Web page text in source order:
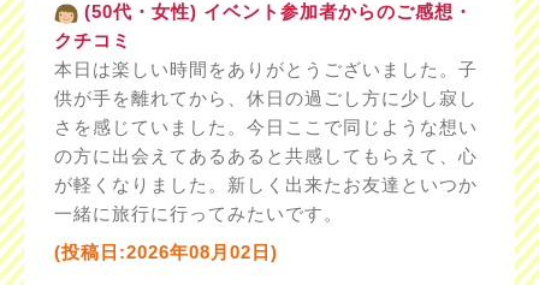
(50代・女性) イベント参加者からのご感想・
クチコミ
本日は楽しい時間をありがとうございました。子
供が手を離れてから、休日の過ごし方に少し寂し
さを感じていました。今日ここで同じような想い
の方に出会えてあるあると共感してもらえて、心
が軽くなりました。新しく出来たお友達といつか
一緒に旅行に行ってみたいです。
(投稿日:2026年08月02日)